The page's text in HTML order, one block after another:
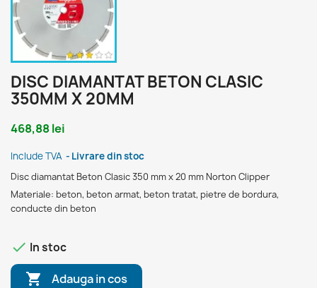
DISC DIAMANTAT BETON CLASIC
350MM X 20MM
468,88 lei
Include TVA Livrare din stoc
Disc diamantat Beton Clasic 350 mm x 20 mm Norton Clipper
Materiale: beton, beton armat, beton tratat, pietre de bordura,
conducte din beton
 In stoc
 Adauga in cos